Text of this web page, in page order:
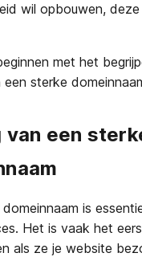
wil opbouwen,
met het
een sterke
van een
is
Het is vaak het
als ze je website